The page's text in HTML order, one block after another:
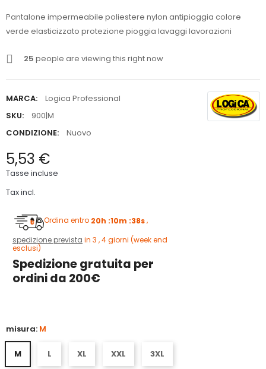
Pantalone impermeabile poliestere nylon antipioggia colore
verde elasticizzato protezione pioggia lavaggi lavorazioni
25 people are viewing this right now
MARCA:
Logica Professional
SKU:
900|M
CONDIZIONE:
Nuovo
5,53 €
Tasse incluse
Tax incl.
Ordina entro 20h :10m :37s,
spedizione prevista in 3 , 4 giorni (week end
esclusi)
Spedizione gratuita per
ordini da 200€
misura: M
M L XL XXL 3XL